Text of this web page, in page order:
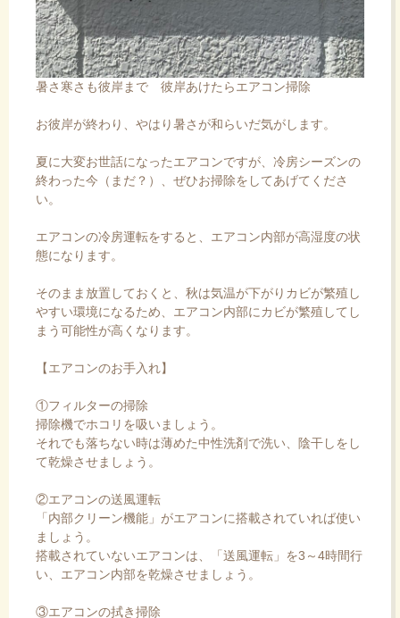
暑さ寒さも彼岸まで 彼岸あけたらエアコン掃除
お彼岸が終わり、やはり暑さが和らいだ気がします。
夏に大変お世話になったエアコンですが、冷房シーズンの
終わった今（まだ？）、ぜひお掃除をしてあげてくださ
い。
エアコンの冷房運転をすると、エアコン内部が高湿度の状
態になります。
そのまま放置しておくと、秋は気温が下がりカビが繁殖し
やすい環境になるため、エアコン内部にカビが繁殖してし
まう可能性が高くなります。
【エアコンのお手入れ】
①フィルターの掃除
掃除機でホコリを吸いましょう。
それでも落ちない時は薄めた中性洗剤で洗い、陰干しをし
て乾燥させましょう。
②エアコンの送風運転
「内部クリーン機能」がエアコンに搭載されていれば使い
ましょう。
搭載されていないエアコンは、「送風運転」を3～4時間行
い、エアコン内部を乾燥させましょう。
③エアコンの拭き掃除